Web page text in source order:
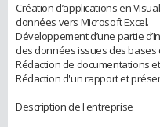
Création d’applications en
données vers Microsoft Excel.
Développement d’une partie
des données issues des bases
Rédaction de documentations
Rédaction d'un rapport et
Description de l'entreprise